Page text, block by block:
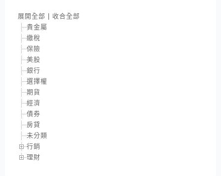
展開全部
收合全部
貴金屬
繳稅
保險
美股
銀行
選擇權
期貨
經濟
債券
房貸
未分類
行銷
理財